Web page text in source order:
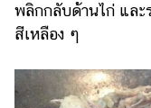
พลิกกลับด้านไก่ และ
สีเหลือง ๆ